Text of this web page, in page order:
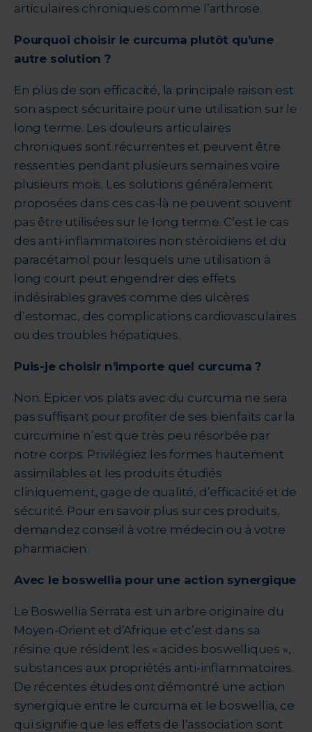
articulaires chroniques comme l’arthrose.
Pourquoi choisir le curcuma plutôt qu’une
autre solution ?
En plus de son efficacité, la principale raison est
son aspect sécuritaire pour une utilisation sur le
long terme. Les douleurs articulaires
chroniques sont récurrentes et peuvent être
ressenties pendant plusieurs semaines voire
plusieurs mois. Les solutions généralement
proposées dans ces cas-là ne peuvent souvent
pas être utilisées sur le long terme. C’est le cas
des anti-inflammatoires non stéroïdiens et du
paracétamol pour lesquels une utilisation à
long court peut engendrer des effets
indésirables graves comme des ulcères
d’estomac, des complications cardiovasculaires
ou des troubles hépatiques.
Puis-je choisir n’importe quel curcuma ?
Non. Epicer vos plats avec du curcuma ne sera
pas suffisant pour profiter de ses bienfaits car la
curcumine n’est que très peu résorbée par
notre corps. Privilégiez les formes hautement
assimilables et les produits étudiés
cliniquement, gage de qualité, d’efficacité et de
sécurité. Pour en savoir plus sur ces produits,
demandez conseil à votre médecin ou à votre
pharmacien.
Avec le boswellia pour une action synergique
Le Boswellia Serrata est un arbre originaire du
Moyen-Orient et d’Afrique et c’est dans sa
résine que résident les « acides boswelliques »,
substances aux propriétés anti-inflammatoires.
De récentes études ont démontré une action
synergique entre le curcuma et le boswellia, ce
qui signifie que les effets de l’association sont